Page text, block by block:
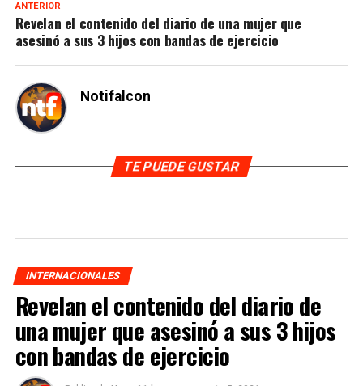
ANTERIOR
Revelan el contenido del diario de una mujer que
asesinó a sus 3 hijos con bandas de ejercicio
Notifalcon
TE PUEDE GUSTAR
INTERNACIONALES
Revelan el contenido del diario de
una mujer que asesinó a sus 3 hijos
con bandas de ejercicio